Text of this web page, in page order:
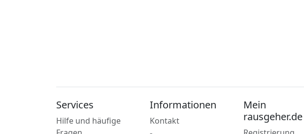
Services
Hilfe und häufige
Informationen
Kontakt
Mein
rausgeher.de